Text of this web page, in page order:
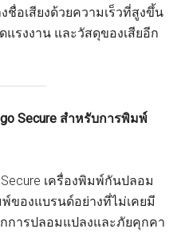
อเสียงด้วยความเร็วที่สูงขึ้น
รงงาน และวัสดุของเสียอีก
Secure สำหรับการพิมพ์
เครื่องพิมพ์กันปลอม
ของแบรนด์อย่างที่ไม่เคยมี
การปลอมแปลงและภัยคุกคา